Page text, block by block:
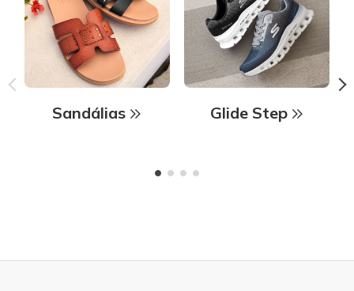
Sandálias Glide Step